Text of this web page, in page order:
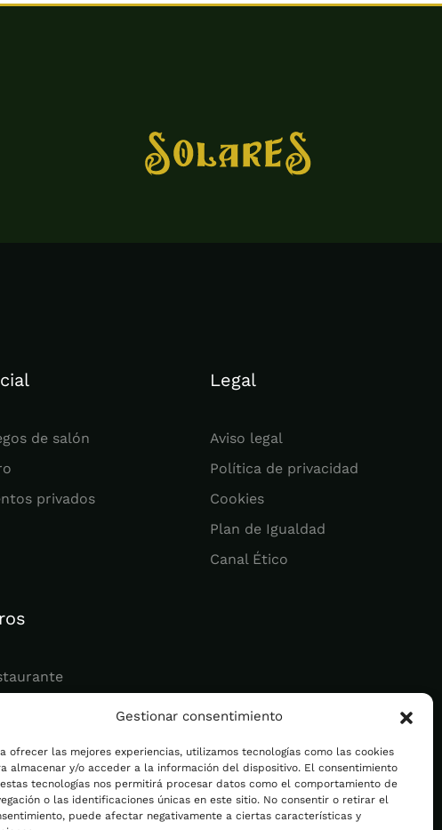
Gestionar consentimiento
ofrecer las mejores experiencias, utilizamos tecnologías como las cookies
almacenar y/o acceder a la información del dispositivo. El consentimiento
tecnologías nos permitirá procesar datos como el comportamiento de
o las identificaciones únicas en este sitio. No consentir o retirar el
puede afectar negativamente a ciertas características y
de salón
privados
Legal
Aviso legal
Política de privacidad
Cookies
Plan de Igualdad
Canal Ético